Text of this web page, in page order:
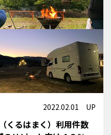
2022.02.01 UP
くるはまく）利用件数